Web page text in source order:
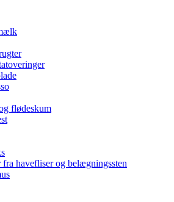
flødeskum
fra havefliser og belægningssten